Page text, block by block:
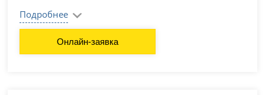
Подробнее
Онлайн-заявка